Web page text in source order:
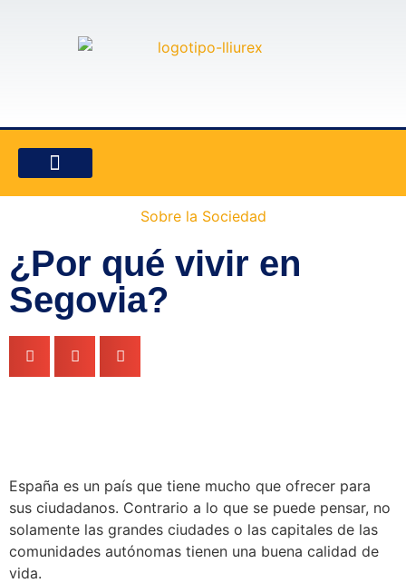
Sobre la Sociedad
¿Por qué vivir en
Segovia?
España es un país que tiene mucho que ofrecer para
sus ciudadanos. Contrario a lo que se puede pensar, no
solamente las grandes ciudades o las capitales de las
comunidades autónomas tienen una buena calidad de
vida.